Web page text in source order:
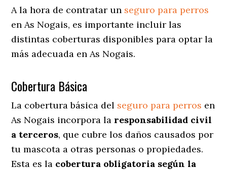
A la hora de contratar un seguro para perros
en As Nogais, es importante incluir las
distintas coberturas disponibles para optar la
más adecuada en As Nogais.
Cobertura Básica
La cobertura básica del seguro para perros en
As Nogais incorpora la responsabilidad civil
a terceros, que cubre los daños causados por
tu mascota a otras personas o propiedades.
Esta es la cobertura obligatoria según la